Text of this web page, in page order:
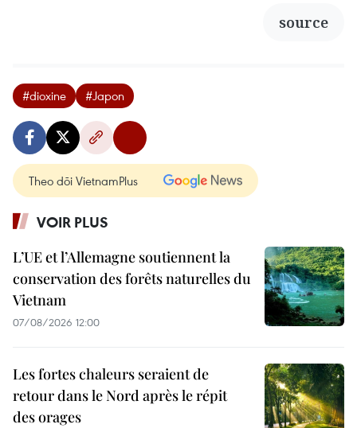
source
#dioxine #Japon
Theo dõi VietnamPlus
VOIR PLUS
L’UE et l’Allemagne soutiennent la
conservation des forêts naturelles du
Vietnam
07/08/2026 12:00
Les fortes chaleurs seraient de
retour dans le Nord après le répit
des orages